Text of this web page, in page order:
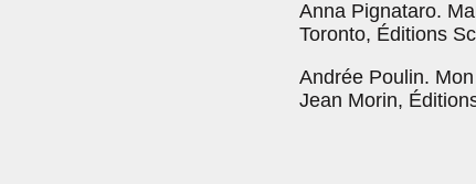
Anna Pignataro.
Toronto, Éditions
Andrée Poulin.
Jean Morin,